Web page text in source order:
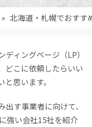
» 北海道・札幌でおすす
ィングページ（LP）
どこに依頼したらいい
思います。
す事業者に向けて、
強い会社15社を紹介